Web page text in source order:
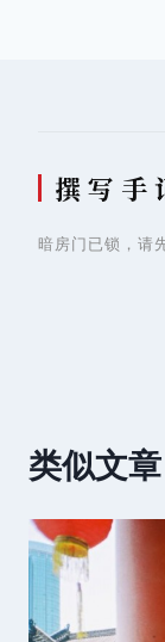
撰 写 手
暗房门已锁，请
类似文章